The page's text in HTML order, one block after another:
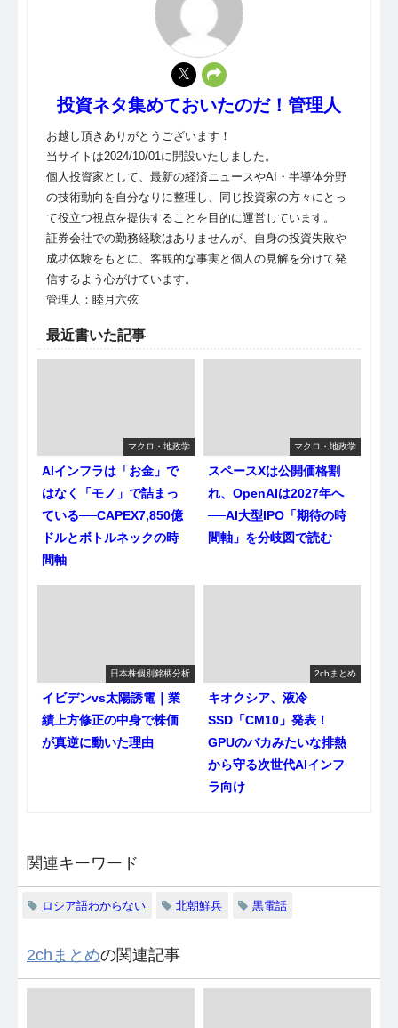
投資ネタ集めておいたのだ！管理人
お越し頂きありがとうございます！
当サイトは2024/10/01に開設いたしました。
個人投資家として、最新の経済ニュースやAI・半導体分野
の技術動向を自分なりに整理し、同じ投資家の方々にとっ
て役立つ視点を提供することを目的に運営しています。
証券会社での勤務経験はありませんが、自身の投資失敗や
成功体験をもとに、客観的な事実と個人の見解を分けて発
信するよう心がけています。
管理人：睦月六弦
最近書いた記事
マクロ・地政学
AIインフラは「お金」で
はなく「モノ」で詰まっ
ている──CAPEX7,850億
ドルとボトルネックの時
間軸
マクロ・地政学
スペースXは公開価格割
れ、OpenAIは2027年へ
──AI大型IPO「期待の時
間軸」を分岐図で読む
日本株個別銘柄分析
イビデンvs太陽誘電｜業
績上方修正の中身で株価
が真逆に動いた理由
2chまとめ
キオクシア、液冷
SSD「CM10」発表！
GPUのバカみたいな排熱
から守る次世代AIインフ
ラ向け
関連キーワード
ロシア語わからない 北朝鮮兵 黒電話
2chまとめの関連記事